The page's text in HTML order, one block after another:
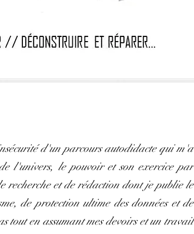
d'un parcours autodidacte qui m'a
l'univers, le pouvoir et son exercice par
et de rédaction dont je publie le
de protection ultime des données et de
tout en assumant mes devoirs et un travail